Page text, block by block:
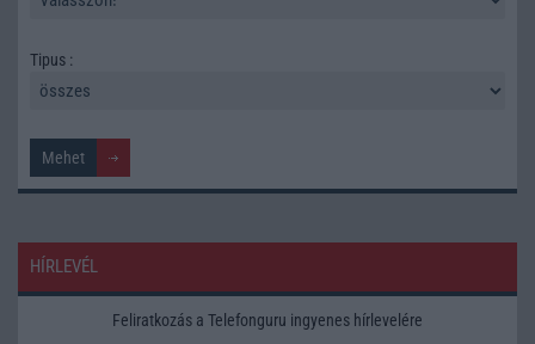
Tipus :
HÍRLEVÉL
Feliratkozás a Telefonguru ingyenes hírlevelére